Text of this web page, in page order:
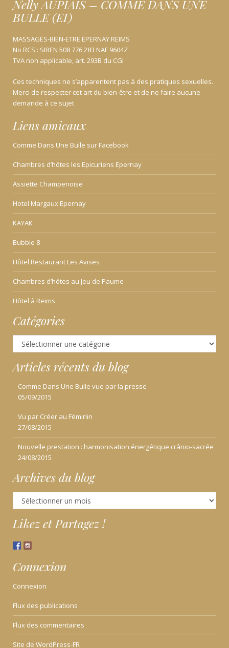
Nelly AUPIAIS – COMME DANS UNE
BULLE (EI)
MASSAGES-BIEN-ETRE EPERNAY REIMS
No RCS : SIREN 508 776 283 NAF 9604Z
TVA non applicable, art. 293B du CGI
Ces techniques ne s’apparentent pas à des pratiques sexuelles.
Merci de respecter cet art du bien-être et de ne faire aucune
demande à ce sujet
Liens amicaux
Comme Dans Une Bulle sur Facebook
Chambres d’hôtes les Epicuriens Epernay
Assiette Champenoise
Hotel Margaux Epernay
KAYAK
Bubble 8
Hôtel Restaurant Les Avises
Chambres d’hôtes au Jeu de Paume
Hôtel à Reims
Catégories
Catégories
Articles récents du blog
Comme Dans Une Bulle vue par la presse
05/09/2015
Vu par Créer au Féminin
27/08/2015
Nouvelle prestation : harmonisation énergétique crânio-sacrée
24/08/2015
Archives du blog
Archives
du
blog
Likez et Partagez !
Connexion
Connexion
Flux des publications
Flux des commentaires
Site de WordPress-FR